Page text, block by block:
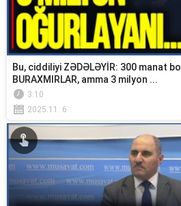
Bu, ciddiliyi ZƏDƏLƏYİR: 300 manat
BURAXMIRLAR, amma 3 milyon ...
3:10
2025.11. 6